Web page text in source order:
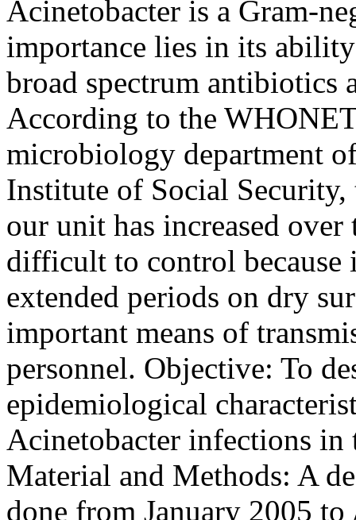
Acinetobacter is a Gram-
importance lies in its
broad spectrum antibiotics
According to the
microbiology department
Institute of Social
our unit has increased
difficult to control
extended periods on dry
important means of
personnel. Objective: To
epidemiological
Acinetobacter infections in
Material and Methods: A
done from January 2005